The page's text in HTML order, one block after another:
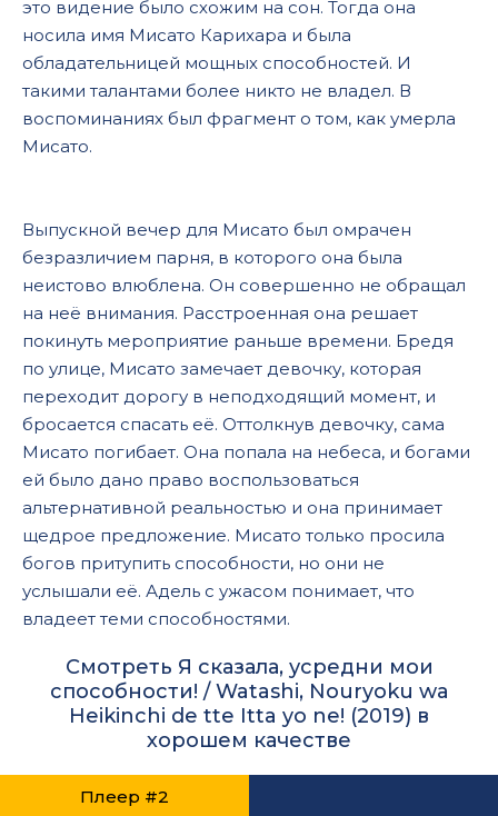
это видение было схожим на сон. Тогда она
носила имя Мисато Карихара и была
обладательницей мощных способностей. И
такими талантами более никто не владел. В
воспоминаниях был фрагмент о том, как умерла
Мисато.
Выпускной вечер для Мисато был омрачен
безразличием парня, в которого она была
неистово влюблена. Он совершенно не обращал
на неё внимания. Расстроенная она решает
покинуть мероприятие раньше времени. Бредя
по улице, Мисато замечает девочку, которая
переходит дорогу в неподходящий момент, и
бросается спасать её. Оттолкнув девочку, сама
Мисато погибает. Она попала на небеса, и богами
ей было дано право воспользоваться
альтернативной реальностью и она принимает
щедрое предложение. Мисато только просила
богов притупить способности, но они не
услышали её. Адель с ужасом понимает, что
владеет теми способностями.
Смотреть Я сказала, усредни мои
способности! / Watashi, Nouryoku wa
Heikinchi de tte Itta yo ne! (2019) в
хорошем качестве
Плеер #2